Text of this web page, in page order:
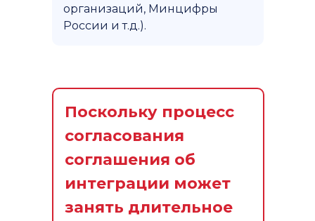
организаций, Минцифры
России и т.д.).
Поскольку процесс
согласования
соглашения об
интеграции может
занять длительное